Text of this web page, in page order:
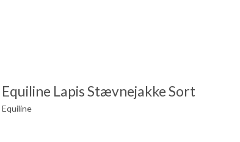
Equiline Lapis Stævnejakke Sort
Equiline